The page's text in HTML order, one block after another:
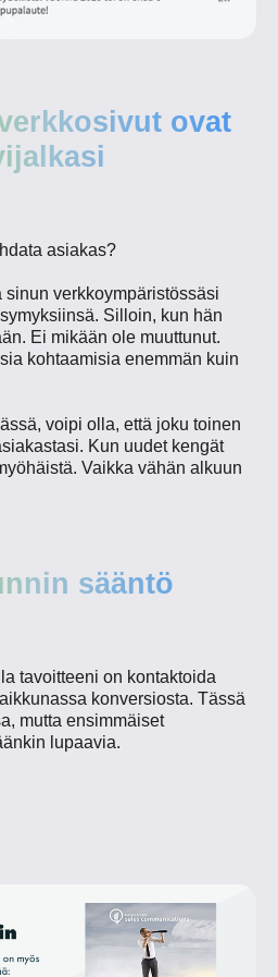
ovat
asiakas?
verkkoympäristössäsi
Silloin, kun hän
Ei mikään ole muuttunut.
kohtaamisia enemmän kuin
voipi olla, että joku toinen
Kun uudet kengät
Vaikka vähän alkuun
sääntö
tavoitteeni on kontaktoida
konversiosta. Tässä
mutta ensimmäiset
lupaavia.